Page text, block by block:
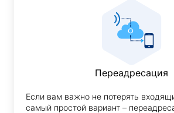
контроля расходов и пр. функций
Переадресация
Если вам важно не потерять
самый простой вариант –